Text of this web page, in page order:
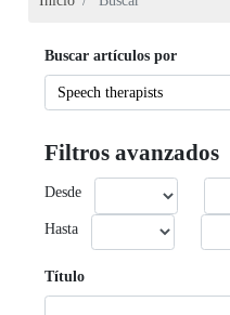
Buscar artículos por
Filtros avanzados
Desde
Hasta
Título